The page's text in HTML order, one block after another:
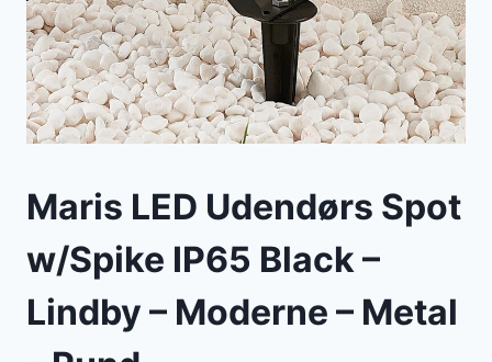
Maris LED Udendørs Spot
w/Spike IP65 Black –
Lindby – Moderne – Metal